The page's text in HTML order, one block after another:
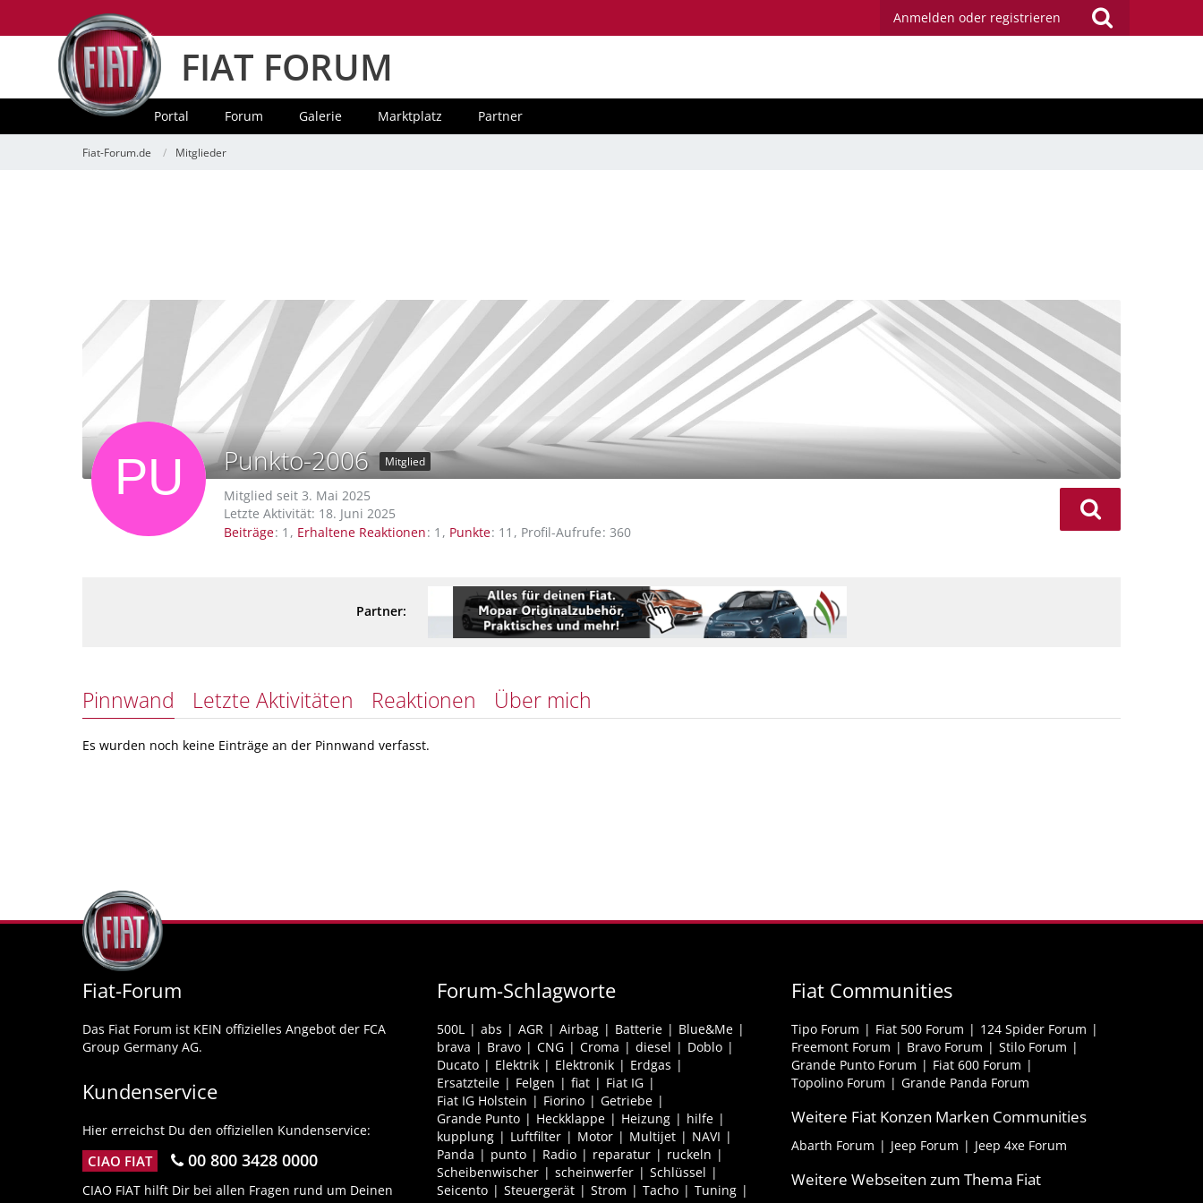
Anmelden oder registrieren
FIAT FORUM
Portal Forum Galerie Marktplatz Partner
Fiat-Forum.de Mitglieder
Punkto-2006 Mitglied
Mitglied seit 3. Mai 2025
Letzte Aktivität: 18. Juni 2025
Beiträge 1 Erhaltene Reaktionen 1 Punkte 11 Profil-Aufrufe 360
Partner:
Pinnwand Letzte Aktivitäten Reaktionen Über mich
Es wurden noch keine Einträge an der Pinnwand verfasst.
Fiat-Forum
Das Fiat Forum ist KEIN offizielles Angebot der FCA
Group Germany AG.
Kundenservice
Hier erreichst Du den offiziellen Kundenservice:
CIAO FIAT 00 800 3428 0000
CIAO FIAT hilft Dir bei allen Fragen rund um Deinen
Forum-Schlagworte
500L abs AGR Airbag Batterie
Blue&Me
brava
Bravo CNG Croma diesel
Doblo
Ducato
Elektrik Elektronik
Erdgas
Ersatzteile
Felgen fiat
Fiat IG
Fiat IG Holstein
Fiorino
Getriebe
Grande Punto
Heckklappe Heizung
hilfe
kupplung
Luftfilter Motor Multijet
NAVI
Panda
punto Radio reparatur
ruckeln
Scheibenwischer
scheinwerfer
Schlüssel
Seicento
Steuergerät Strom Tacho
Tuning
Fiat Communities
Tipo Forum Fiat 500 Forum
124 Spider Forum
Freemont Forum
Bravo Forum
Stilo Forum
Grande Punto Forum
Fiat 600 Forum
Topolino Forum
Grande Panda Forum
Weitere Fiat Konzen Marken Communities
Abarth Forum Jeep Forum Jeep 4xe Forum
Weitere Webseiten zum Thema Fiat